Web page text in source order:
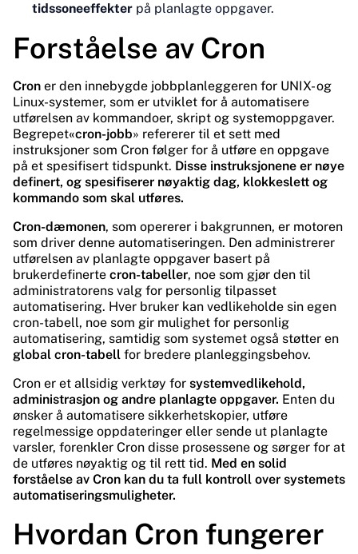
tidssoneeffekter på planlagte oppgaver.
Forståelse av Cron
Cron er den innebygde jobbplanleggeren for UNIX- og
Linux-systemer, som er utviklet for å automatisere
utførelsen av kommandoer, skript og systemoppgaver.
Begrepet«cron-jobb» refererer til et sett med
instruksjoner som Cron følger for å utføre en oppgave
på et spesifisert tidspunkt. Disse instruksjonene er nøye
definert, og spesifiserer nøyaktig dag, klokkeslett og
kommando som skal utføres.
Cron-dæmonen, som opererer i bakgrunnen, er motoren
som driver denne automatiseringen. Den administrerer
utførelsen av planlagte oppgaver basert på
brukerdefinerte cron-tabeller, noe som gjør den til
administratorens valg for personlig tilpasset
automatisering. Hver bruker kan vedlikeholde sin egen
cron-tabell, noe som gir mulighet for personlig
automatisering, samtidig som systemet også støtter en
global cron-tabell for bredere planleggingsbehov.
Cron er et allsidig verktøy for systemvedlikehold,
administrasjon og andre planlagte oppgaver. Enten du
ønsker å automatisere sikkerhetskopier, utføre
regelmessige oppdateringer eller sende ut planlagte
varsler, forenkler Cron disse prosessene og sørger for at
de utføres nøyaktig og til rett tid. Med en solid
forståelse av Cron kan du ta full kontroll over systemets
automatiseringsmuligheter.
Hvordan Cron fungerer